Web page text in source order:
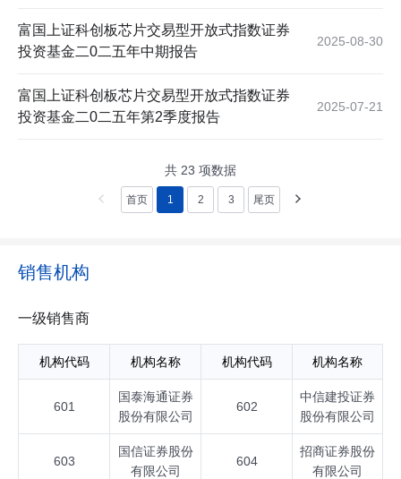
富国上证科创板芯片交易型开放式指数证券
投资基金二0二五年中期报告
2025-08-30
富国上证科创板芯片交易型开放式指数证券
投资基金二0二五年第2季度报告
2025-07-21
共 23 项数据
首页 1 2 3 尾页
销售机构
一级销售商
机构代码 机构名称 机构代码 机构名称
601
国泰海通证券
股份有限公司
602
中信建投证券
股份有限公司
603
国信证券股份
有限公司
604
招商证券股份
有限公司